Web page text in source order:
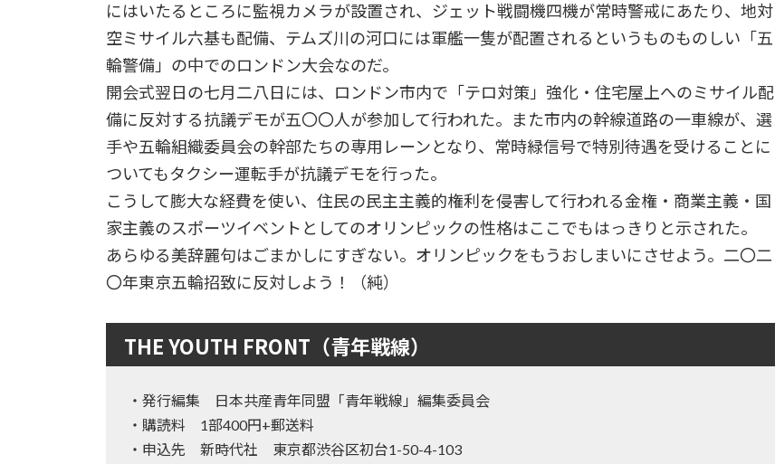
にはいたるところに監視カメラが設置され、ジェット戦闘機四機が常時警戒にあたり、地対
空ミサイル六基も配備、テムズ川の河口には軍艦一隻が配置されるというものものしい「五
輪警備」の中でのロンドン大会なのだ。
開会式翌日の七月二八日には、ロンドン市内で「テロ対策」強化・住宅屋上へのミサイル配
備に反対する抗議デモが五〇〇人が参加して行われた。また市内の幹線道路の一車線が、選
手や五輪組織委員会の幹部たちの専用レーンとなり、常時緑信号で特別待遇を受けることに
ついてもタクシー運転手が抗議デモを行った。
こうして膨大な経費を使い、住民の民主主義的権利を侵害して行われる金権・商業主義・国
家主義のスポーツイベントとしてのオリンピックの性格はここでもはっきりと示された。
あらゆる美辞麗句はごまかしにすぎない。オリンピックをもうおしまいにさせよう。二〇二
〇年東京五輪招致に反対しよう！（純）
THE YOUTH FRONT（青年戦線）
・発行編集 日本共産青年同盟「青年戦線」編集委員会
・購読料 1部400円+郵送料
・申込先 新時代社 東京都渋谷区初台1-50-4-103